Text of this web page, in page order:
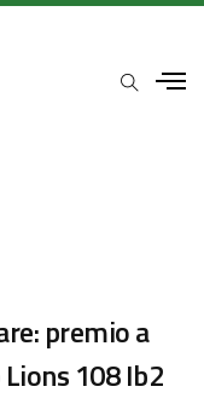
premio a
108 Ib2